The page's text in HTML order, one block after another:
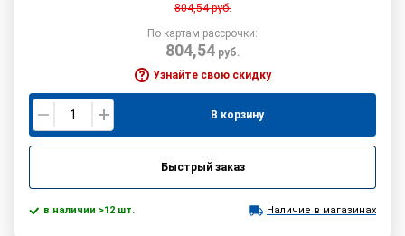
804,54руб.
По картам рассрочки:
804,54руб.
Узнайте свою скидку
В корзину
Быстрый заказ
в наличии >12 шт. Наличие в магазинах